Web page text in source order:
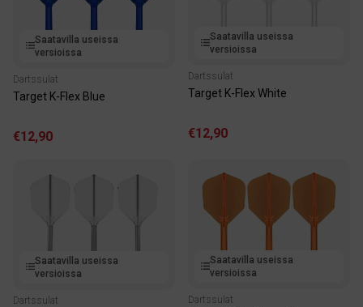
Saatavilla useissa
versioissa
Dartssulat
Target K-Flex Blue
€12,90
Saatavilla useissa
versioissa
Dartssulat
Target K-Flex White
€12,90
Saatavilla useissa
versioissa
Dartssulat
Saatavilla useissa
versioissa
Dartssulat